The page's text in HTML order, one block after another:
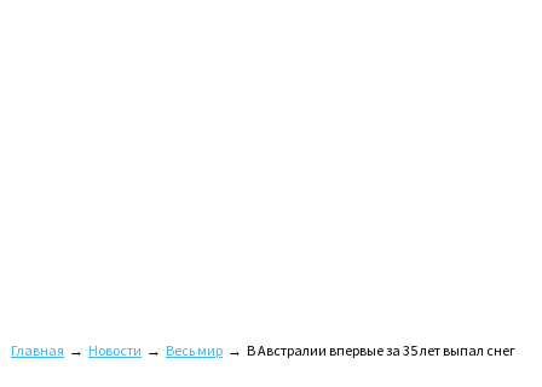
Главная → Новости → Весь мир → В Австралии впервые за 35 лет выпал снег